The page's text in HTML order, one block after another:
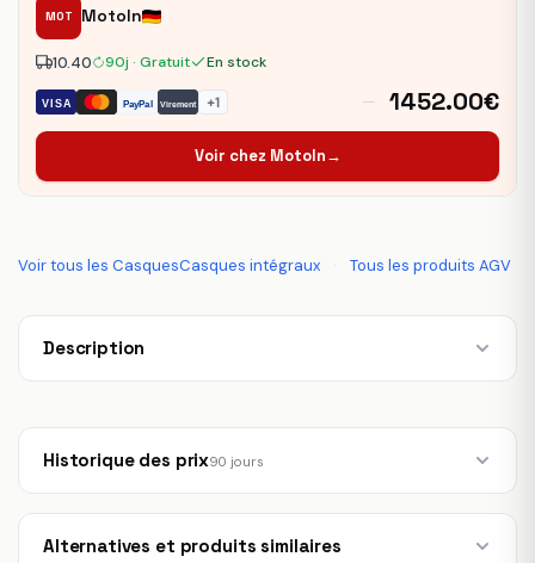
MOT MotoIn
VISA PayPal Virement +1
10.40 90j · Gratuit En stock
— 1452.00€
Voir chez MotoIn→
Voir tous les CasquesCasques intégraux · Tous les produits AGV
Description
Historique des prix90 jours
Alternatives et produits similaires